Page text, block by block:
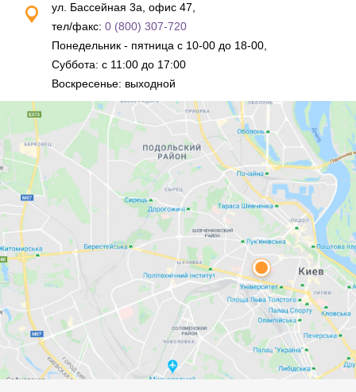
ул. Бассейная 3а, офис 47,
тел/факс: 0 (800) 307-720
Понедельник - пятница с 10-00 до 18-00,
Суббота: с 11:00 до 17:00
Воскресенье: выходной